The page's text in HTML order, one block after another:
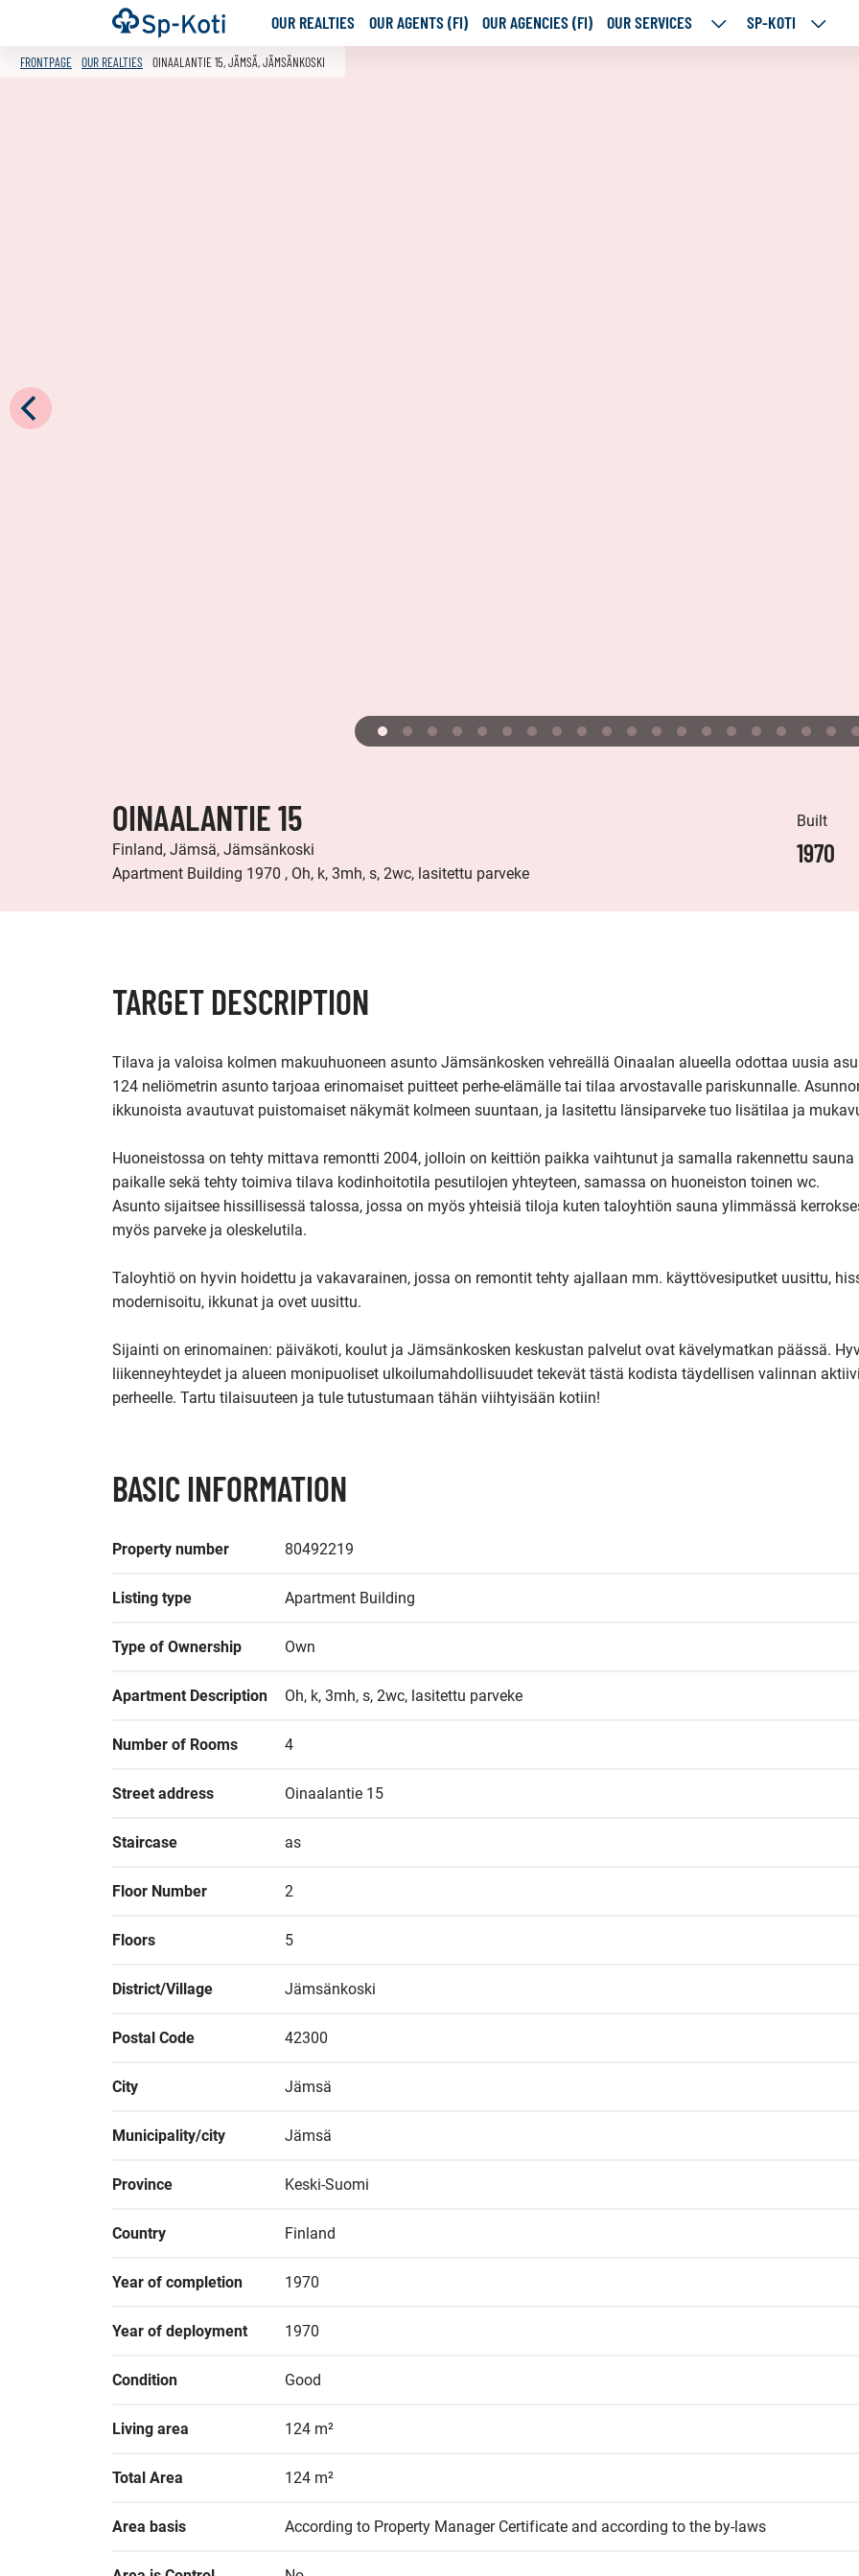
Go
to
content
Frontpage OUR REALTIES OUR AGENTS (FI) OUR AGENCIES (FI) OUR SERVICES
OUR
SP-KOTI
SP-
FRONTPAGE OUR REALTIES OINAALANTIE 15, JÄMSÄ, JÄMSÄNKOSKI
OINAALANTIE 15
Finland, Jämsä, Jämsänkoski
Apartment Building 1970 , Oh, k, 3mh, s, 2wc, lasitettu parveke
Built
1970
TARGET DESCRIPTION
Tilava ja valoisa kolmen makuuhuoneen asunto Jämsänkosken vehreällä Oinaalan alueella odottaa uusia
124 neliömetrin asunto tarjoaa erinomaiset puitteet perhe-elämälle tai tilaa arvostavalle pariskunnalle.
ikkunoista avautuvat puistomaiset näkymät kolmeen suuntaan, ja lasitettu länsiparveke tuo lisätilaa ja
Huoneistossa on tehty mittava remontti 2004, jolloin on keittiön paikka vaihtunut ja samalla rakennettu sauna
paikalle sekä tehty toimiva tilava kodinhoitotila pesutilojen yhteyteen, samassa on huoneiston toinen wc.
Asunto sijaitsee hissillisessä talossa, jossa on myös yhteisiä tiloja kuten taloyhtiön sauna ylimmässä
myös parveke ja oleskelutila.
Taloyhtiö on hyvin hoidettu ja vakavarainen, jossa on remontit tehty ajallaan mm. käyttövesiputket uusittu,
modernisoitu, ikkunat ja ovet uusittu.
Sijainti on erinomainen: päiväkoti, koulut ja Jämsänkosken keskustan palvelut ovat kävelymatkan päässä.
liikenneyhteydet ja alueen monipuoliset ulkoilumahdollisuudet tekevät tästä kodista täydellisen valinnan
perheelle. Tartu tilaisuuteen ja tule tutustumaan tähän viihtyisään kotiin!
BASIC INFORMATION
Property number 80492219
Listing type Apartment Building
Type of Ownership Own
Apartment Description Oh, k, 3mh, s, 2wc, lasitettu parveke
Number of Rooms 4
Street address Oinaalantie 15
Staircase as
Floor Number 2
Floors 5
District/Village Jämsänkoski
Postal Code 42300
City Jämsä
Municipality/city Jämsä
Province Keski-Suomi
Country Finland
Year of completion 1970
Year of deployment 1970
Condition Good
Living area 124 m²
Total Area 124 m²
Area basis According to Property Manager Certificate and according to the by-laws